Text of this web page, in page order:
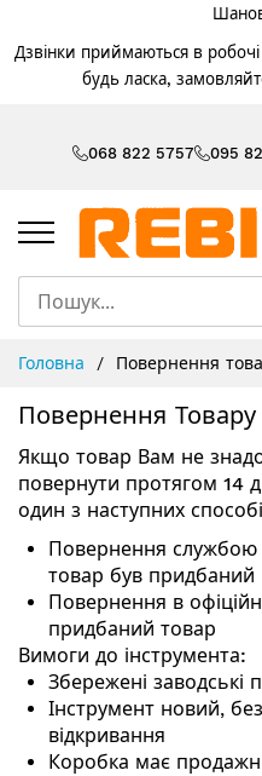
Дзвінки приймаються в
будь ласка,
068 822 5757 095
Головна Повернення
Повернення Товару
Якщо товар Вам не
повернути протягом 14
один з наступних
Повернення службою
товар був придбаний
Повернення в
придбаний товар
Вимоги до інструмента:
Збережені заводські
Інструмент новий,
відкривання
Коробка має